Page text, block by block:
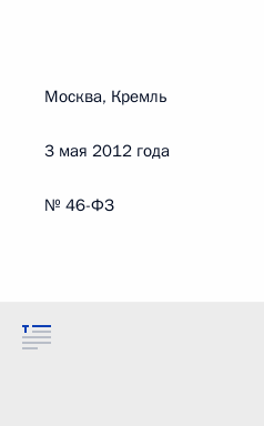
Москва, Кремль
3 мая 2012 года
№ 46-ФЗ